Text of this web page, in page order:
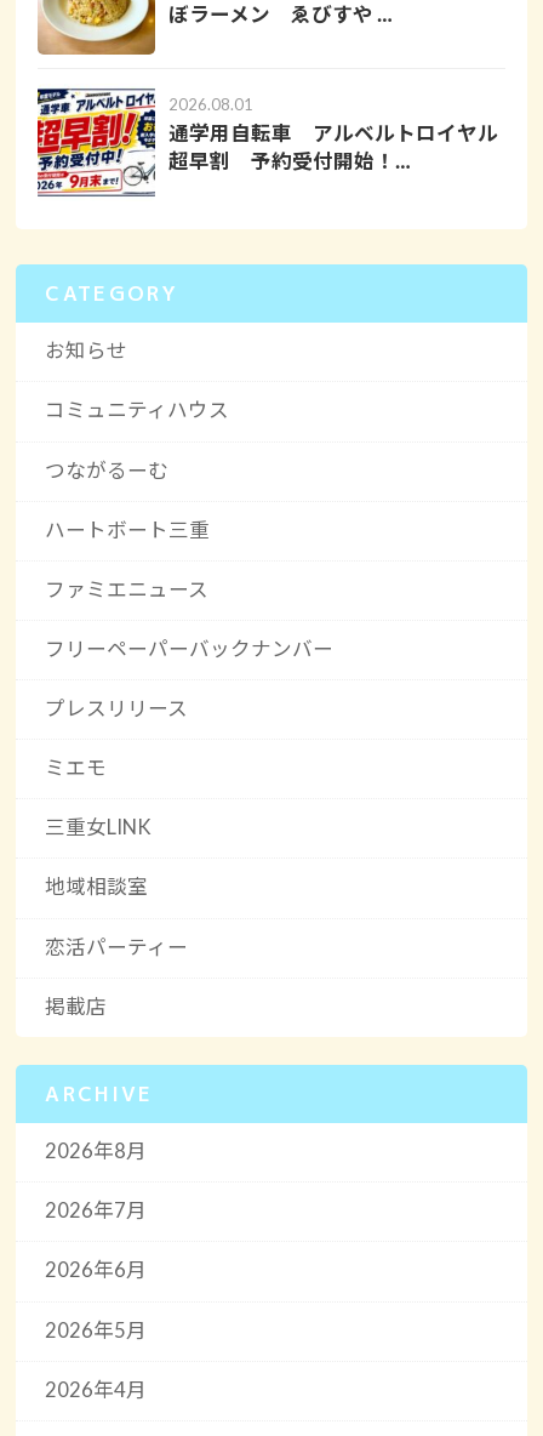
ぼラーメン ゑびすや …
2026.08.01
通学用自転車 アルベルトロイヤル
超早割 予約受付開始！…
CATEGORY
お知らせ
コミュニティハウス
つながるーむ
ハートボート三重
ファミエニュース
フリーペーパーバックナンバー
プレスリリース
ミエモ
三重女LINK
地域相談室
恋活パーティー
掲載店
ARCHIVE
2026年8月
2026年7月
2026年6月
2026年5月
2026年4月